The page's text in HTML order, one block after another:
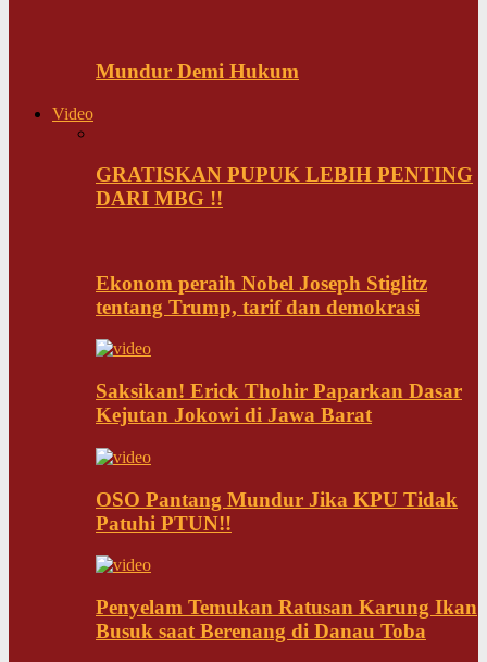
Mundur Demi Hukum
Video
GRATISKAN PUPUK LEBIH PENTING
DARI MBG !!
Ekonom peraih Nobel Joseph Stiglitz
tentang Trump, tarif dan demokrasi
Saksikan! Erick Thohir Paparkan Dasar
Kejutan Jokowi di Jawa Barat
OSO Pantang Mundur Jika KPU Tidak
Patuhi PTUN!!
Penyelam Temukan Ratusan Karung Ikan
Busuk saat Berenang di Danau Toba